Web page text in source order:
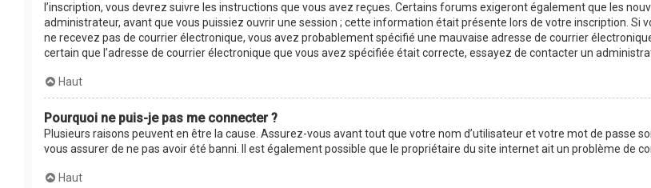
l’inscription, vous devrez suivre les instructions que vous avez reçues. Certains forums exigeront également que les
administrateur, avant que vous puissiez ouvrir une session ; cette information était présente lors de votre inscription. Si
ne recevez pas de courrier électronique, vous avez probablement spécifié une mauvaise adresse de courrier
certain que l’adresse de courrier électronique que vous avez spécifiée était correcte, essayez de contacter un
Haut
Pourquoi ne puis-je pas me connecter ?
Plusieurs raisons peuvent en être la cause. Assurez-vous avant tout que votre nom d’utilisateur et votre mot de passe
vous assurer de ne pas avoir été banni. Il est également possible que le propriétaire du site internet ait un problème de
Haut